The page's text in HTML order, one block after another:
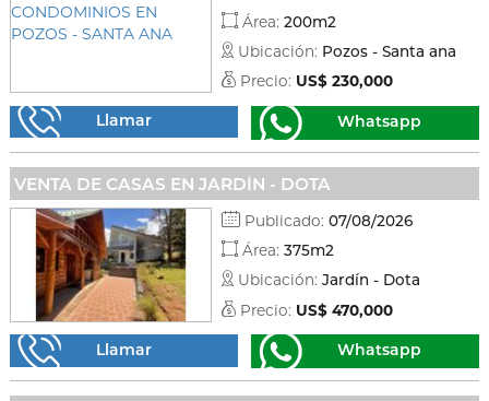
Área: 200m2
Ubicación: Pozos - Santa ana
Precio: US$ 230,000
Llamar Whatsapp
VENTA DE CASAS EN JARDÍN - DOTA
Publicado: 07/08/2026
Área: 375m2
Ubicación: Jardín - Dota
Precio: US$ 470,000
Llamar Whatsapp